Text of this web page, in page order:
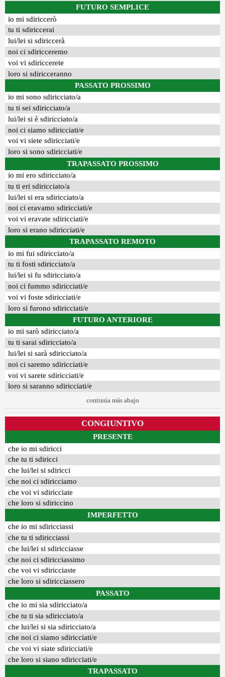
FUTURO SEMPLICE
io mi sdiriccerò
tu ti sdiriccerai
lui/lei si sdiriccerà
noi ci sdiricceremo
voi vi sdiriccerete
loro si sdiricceranno
PASSATO PROSSIMO
io mi sono sdiricciato/a
tu ti sei sdiricciato/a
lui/lei si è sdiricciato/a
noi ci siamo sdiricciati/e
voi vi siete sdiricciati/e
loro si sono sdiricciati/e
TRAPASSATO PROSSIMO
io mi ero sdiricciato/a
tu ti eri sdiricciato/a
lui/lei si era sdiricciato/a
noi ci eravamo sdiricciati/e
voi vi eravate sdiricciati/e
loro si erano sdiricciati/e
TRAPASSATO REMOTO
io mi fui sdiricciato/a
tu ti fosti sdiricciato/a
lui/lei si fu sdiricciato/a
noi ci fummo sdiricciati/e
voi vi foste sdiricciati/e
loro si furono sdiricciati/e
FUTURO ANTERIORE
io mi sarò sdiricciato/a
tu ti sarai sdiricciato/a
lui/lei si sarà sdiricciato/a
noi ci saremo sdiricciati/e
voi vi sarete sdiricciati/e
loro si saranno sdiricciati/e
continúa más abajo
CONGIUNTIVO
PRESENTE
che io mi sdiricci
che tu ti sdiricci
che lui/lei si sdiricci
che noi ci sdiricciamo
che voi vi sdiricciate
che loro si sdiriccino
IMPERFETTO
che io mi sdiricciassi
che tu ti sdiricciassi
che lui/lei si sdiricciasse
che noi ci sdiricciassimo
che voi vi sdiricciaste
che loro si sdiricciassero
PASSATO
che io mi sia sdiricciato/a
che tu ti sia sdiricciato/a
che lui/lei si sia sdiricciato/a
che noi ci siamo sdiricciati/e
che voi vi siate sdiricciati/e
che loro si siano sdiricciati/e
TRAPASSATO